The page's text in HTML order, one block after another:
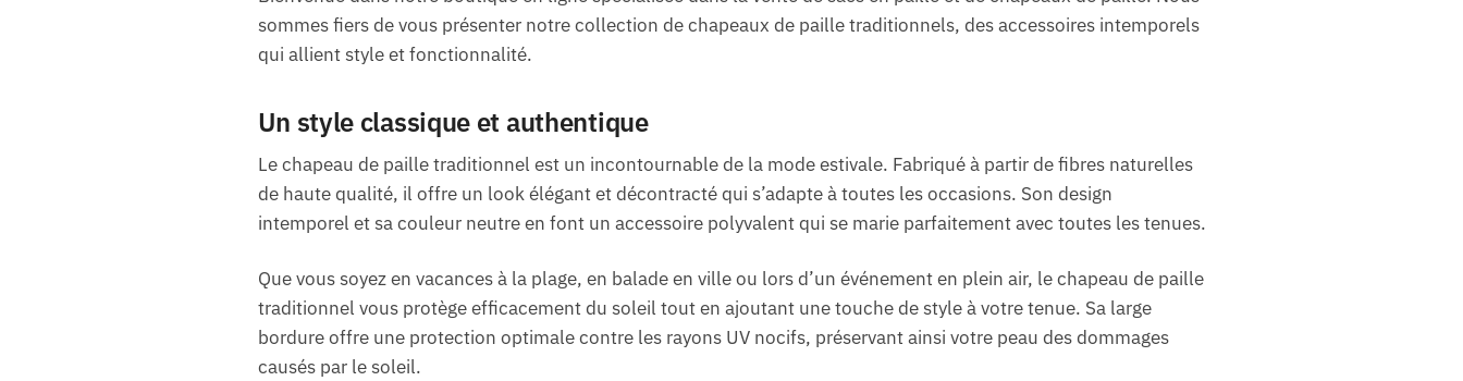
sommes fiers de vous présenter notre collection de chapeaux de paille traditionnels, des accessoires intemporels
qui allient style et fonctionnalité.
Un style classique et authentique
Le chapeau de paille traditionnel est un incontournable de la mode estivale. Fabriqué à partir de fibres naturelles
de haute qualité, il offre un look élégant et décontracté qui s’adapte à toutes les occasions. Son design
intemporel et sa couleur neutre en font un accessoire polyvalent qui se marie parfaitement avec toutes les tenues.
Que vous soyez en vacances à la plage, en balade en ville ou lors d’un événement en plein air, le chapeau de paille
traditionnel vous protège efficacement du soleil tout en ajoutant une touche de style à votre tenue. Sa large
bordure offre une protection optimale contre les rayons UV nocifs, préservant ainsi votre peau des dommages
causés par le soleil.